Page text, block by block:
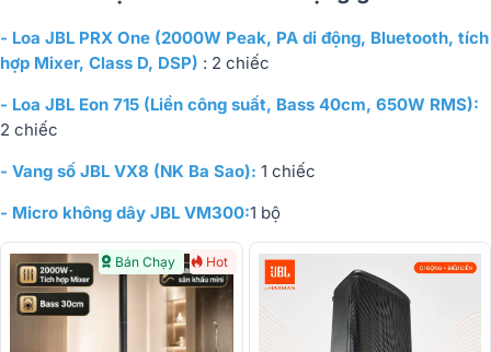
- Loa JBL PRX One (2000W Peak, PA di động, Bluetooth, tích
hợp Mixer, Class D, DSP) : 2 chiếc
- Loa JBL Eon 715 (Liền công suất, Bass 40cm, 650W RMS):
2 chiếc
- Vang số JBL VX8 (NK Ba Sao): 1 chiếc
- Micro không dây JBL VM300:1 bộ
Bán Chạy Hot